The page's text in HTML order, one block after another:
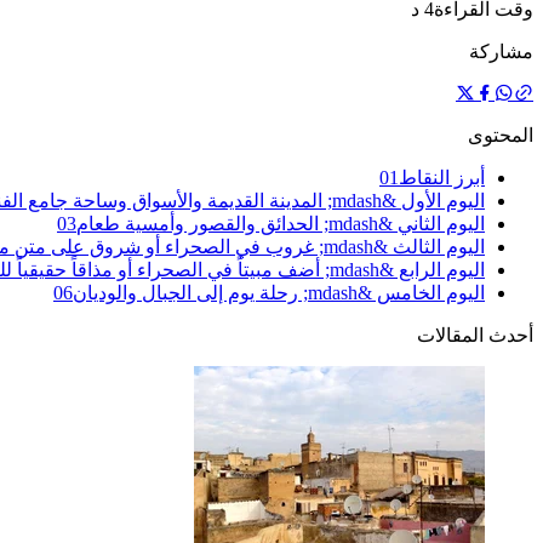
وقت القراءة4 د
مشاركة
المحتوى
أبرز النقاط 01
اليوم الأول &mdash; المدينة القديمة والأسواق وساحة جامع الفنا
اليوم الثاني &mdash; الحدائق والقصور وأمسية طعام
03
اليوم الثالث &mdash; غروب في الصحراء أو شروق على متن منطاد
اليوم الرابع &mdash; أضف مبيتاً في الصحراء أو مذاقاً حقيقياً للصحراء الكبرى
اليوم الخامس &mdash; رحلة يوم إلى الجبال والوديان
06
أحدث المقالات